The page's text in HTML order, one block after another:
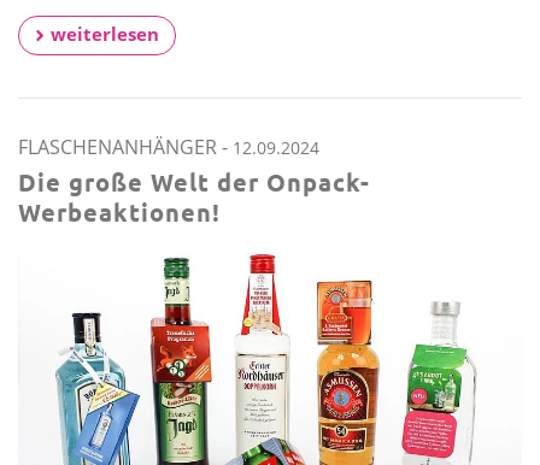
weiterlesen
FLASCHENANHÄNGER- 12.09.2024
Die große Welt der Onpack-
Werbeaktionen!